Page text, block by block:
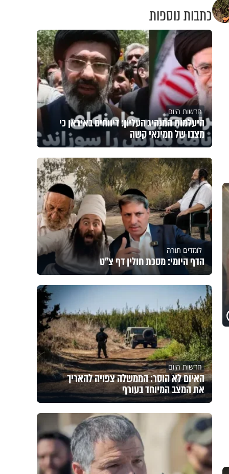
כתבות נוספות
חדשות היום
היעלמות המנהיג העליון: דיווחים באיראן כי
מצבו של חמינאי קשה
לומדים תורה
הדף היומי: מסכת חולין דף צ"ט
חדשות היום
האיום לא הוסר: הממשלה צפויה להאריך
את המצב המיוחד בעורף